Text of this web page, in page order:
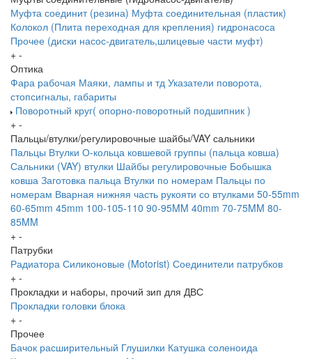
Муфта соединит (резина) Муфта соединительная (пластик)
Колокол (Плита переходная для крепления) гидронасоса
Прочее (диски насос-двигатель,шлицевые части муфт)
+ -
Оптика
Фара рабочая Маяки, лампы и тд Указатели поворота,
стопсигналы, габариты
Поворотный круг( опорно-поворотный подшипник )
+ -
Пальцы/втулки/регулировочные шайбы/VAY сальники
Пальцы Втулки О-кольца ковшевой группы (пальца ковша)
Сальники (VAY) втулки Шайбы регулировочные Бобышка
ковша Заготовка пальца Втулки по номерам Пальцы по
номерам Вварная нижняя часть рукояти со втулками 50-55mm
60-65mm 45mm 100-105-110 90-95MM 40mm 70-75MM 80-
85MM
+ -
Патрубки
Радиатора Силиконовые (Motorist) Соединители патрубков
+ -
Прокладки и наборы, прочий зип для ДВС
Прокладки головки блока
+ -
Прочее
Бачок расширительный Глушилки Катушка соленоида